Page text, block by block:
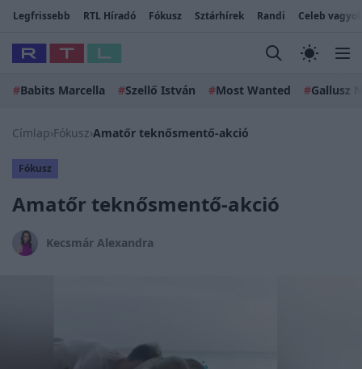
Legfrissebb RTL Híradó Fókusz Sztárhírek Randi Celeb
#Babits Marcella #Szellő István #Most Wanted #Gallusz
Címlap›Fókusz›Amatőr teknősmentő-akció
Fókusz
Amatőr teknősmentő-akció
Kecsmár Alexandra